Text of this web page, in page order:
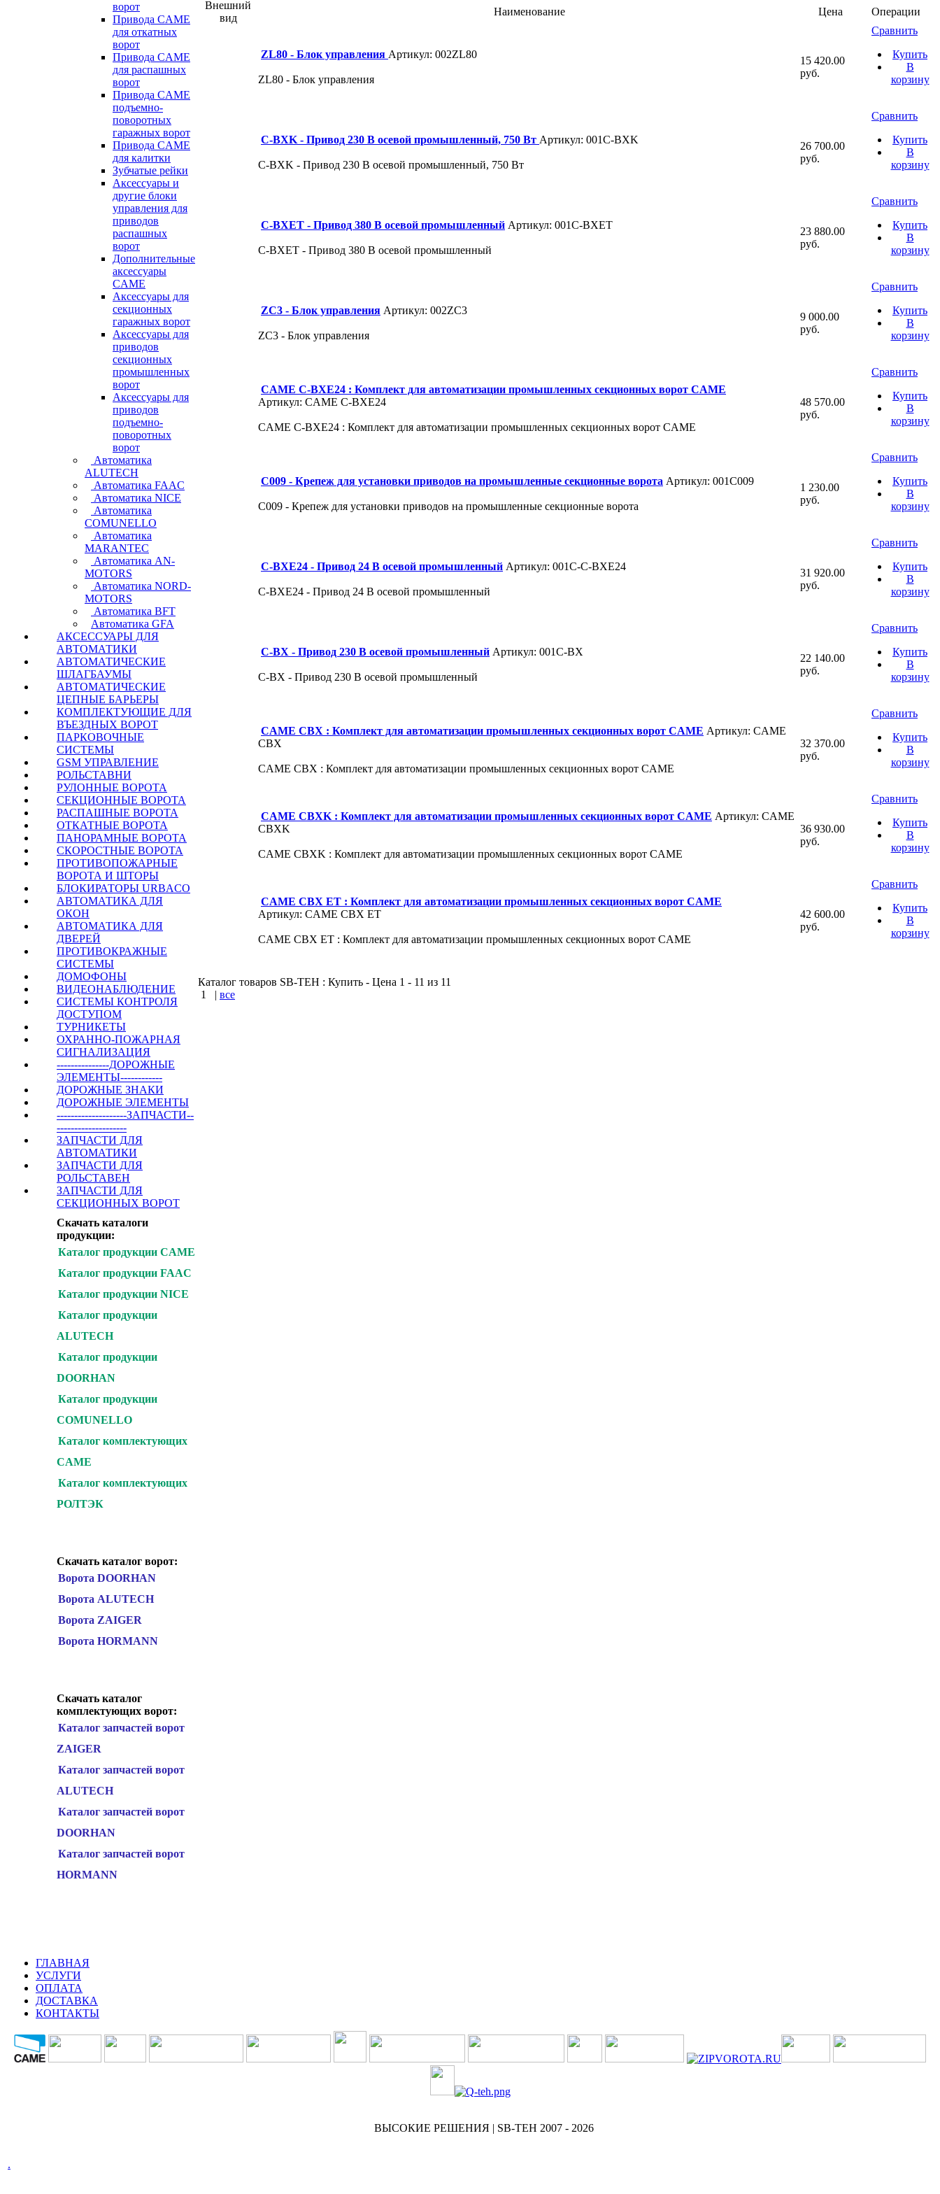
ворот
Привода CAME
для откатных
ворот
Привода CAME
для распашных
ворот
Привода CAME
подъемно-
поворотных
гаражных ворот
Привода CAME
для калитки
Зубчатые рейки
Аксессуары и
другие блоки
управления для
приводов
распашных
ворот
Дополнительные
аксессуары
CAME
Аксессуары для
секционных
гаражных ворот
Аксессуары для
приводов
секционных
промышленных
ворот
Аксессуары для
приводов
подъемно-
поворотных
ворот
Автоматика
ALUTECH
Автоматика FAAC
Автоматика NICE
Автоматика
COMUNELLO
Автоматика
MARANTEC
Автоматика AN-
MOTORS
Автоматика NORD-
MOTORS
Автоматика BFT
Автоматика GFA
АКСЕССУАРЫ ДЛЯ
АВТОМАТИКИ
АВТОМАТИЧЕСКИЕ
ШЛАГБАУМЫ
АВТОМАТИЧЕСКИЕ
ЦЕПНЫЕ БАРЬЕРЫ
КОМПЛЕКТУЮЩИЕ ДЛЯ
ВЪЕЗДНЫХ ВОРОТ
ПАРКОВОЧНЫЕ
СИСТЕМЫ
GSM УПРАВЛЕНИЕ
РОЛЬСТАВНИ
РУЛОННЫЕ ВОРОТА
СЕКЦИОННЫЕ ВОРОТА
РАСПАШНЫЕ ВОРОТА
ОТКАТНЫЕ ВОРОТА
ПАНОРАМНЫЕ ВОРОТА
СКОРОСТНЫЕ ВОРОТА
ПРОТИВОПОЖАРНЫЕ
ВОРОТА И ШТОРЫ
БЛОКИРАТОРЫ URBACO
АВТОМАТИКА ДЛЯ
ОКОН
АВТОМАТИКА ДЛЯ
ДВЕРЕЙ
ПРОТИВОКРАЖНЫЕ
СИСТЕМЫ
ДОМОФОНЫ
ВИДЕОНАБЛЮДЕНИЕ
СИСТЕМЫ КОНТРОЛЯ
ДОСТУПОМ
ТУРНИКЕТЫ
ОХРАННО-ПОЖАРНАЯ
СИГНАЛИЗАЦИЯ
---------------ДОРОЖНЫЕ
ЭЛЕМЕНТЫ------------
ДОРОЖНЫЕ ЗНАКИ
ДОРОЖНЫЕ ЭЛЕМЕНТЫ
--------------------ЗАПЧАСТИ--
--------------------
ЗАПЧАСТИ ДЛЯ
АВТОМАТИКИ
ЗАПЧАСТИ ДЛЯ
РОЛЬСТАВЕН
ЗАПЧАСТИ ДЛЯ
СЕКЦИОННЫХ ВОРОТ
Скачать каталоги
продукции:
Каталог продукции CAME
Каталог продукции FAAC
Каталог продукции NICE
Каталог продукции
ALUTECH
Каталог продукции
DOORHAN
Каталог продукции
COMUNELLO
Каталог комплектующих
CAME
Каталог комплектующих
РОЛТЭК
Скачать каталог ворот:
Ворота DOORHAN
Ворота ALUTECH
Ворота ZAIGER
Ворота HORMANN
Скачать каталог
комплектующих ворот:
Каталог запчастей ворот
ZAIGER
Каталог запчастей ворот
ALUTECH
Каталог запчастей ворот
DOORHAN
Каталог запчастей ворот
HORMANN
Внешний
вид
Наименование Цена Операции
ZL80 - Блок управления Артикул: 002ZL80
ZL80 - Блок управления
15 420.00
руб.
Сравнить
Купить
В
корзину
С-BXK - Привод 230 В осевой промышленный, 750 Вт Артикул: 001С-BXK
С-BXK - Привод 230 В осевой промышленный, 750 Вт
26 700.00
руб.
Сравнить
Купить
В
корзину
C-BXET - Привод 380 В осевой промышленный Артикул: 001C-BXET
C-BXET - Привод 380 В осевой промышленный
23 880.00
руб.
Сравнить
Купить
В
корзину
ZC3 - Блок управления Артикул: 002ZC3
ZC3 - Блок управления
9 000.00
руб.
Сравнить
Купить
В
корзину
CAME C-BXE24 : Комплект для автоматизации промышленных секционных ворот CAME
Артикул: CAME C-BXE24
CAME C-BXE24 : Комплект для автоматизации промышленных секционных ворот CAME
48 570.00
руб.
Сравнить
Купить
В
корзину
С009 - Крепеж для установки приводов на промышленные секционные ворота Артикул: 001С009
С009 - Крепеж для установки приводов на промышленные секционные ворота
1 230.00
руб.
Сравнить
Купить
В
корзину
C-BXЕ24 - Привод 24 В осевой промышленный Артикул: 001C-C-BXЕ24
C-BXЕ24 - Привод 24 В осевой промышленный
31 920.00
руб.
Сравнить
Купить
В
корзину
C-BX - Привод 230 В осевой промышленный Артикул: 001C-BX
C-BX - Привод 230 В осевой промышленный
22 140.00
руб.
Сравнить
Купить
В
корзину
CAME CBX : Комплект для автоматизации промышленных секционных ворот CAME Артикул: CAME
CBX
CAME CBX : Комплект для автоматизации промышленных секционных ворот CAME
32 370.00
руб.
Сравнить
Купить
В
корзину
CAME CBXK : Комплект для автоматизации промышленных секционных ворот CAME Артикул: CAME
CBXK
CAME CBXK : Комплект для автоматизации промышленных секционных ворот CAME
36 930.00
руб.
Сравнить
Купить
В
корзину
CAME CBX ET : Комплект для автоматизации промышленных секционных ворот CAME
Артикул: CAME CBX ET
CAME CBX ET : Комплект для автоматизации промышленных секционных ворот CAME
42 600.00
руб.
Сравнить
Купить
В
корзину
Каталог товаров SB-TEH : Купить - Цена 1 - 11 из 11
1
| все
ГЛАВНАЯ
УСЛУГИ
ОПЛАТА
ДОСТАВКА
КОНТАКТЫ
ВЫСОКИЕ РЕШЕНИЯ | SB-TEH 2007 - 2026
.